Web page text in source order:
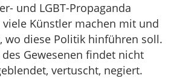
und LGBT-Propaganda
viele Künstler machen mit und
wo diese Politik hinführen soll.
Gewesenen findet nicht
vertuscht, negiert.